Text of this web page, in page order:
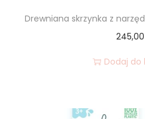
Drewniana skrzynka z
245,00
Dodaj do